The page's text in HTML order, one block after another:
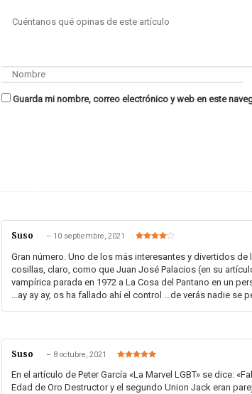
Guarda mi nombre, correo electrónico y web en este
Suso – 10 septiembre, 2021
en4de 5
Gran número. Uno de los más interesantes y divertidos
cosillas, claro, como que Juan José Palacios (en su
vampírica parada en 1972 a La Cosa del Pantano en un
…ay ay ay, os ha fallado ahí el control …de verás nadie se
Suso – 8 octubre, 2021
de 5
En el artículo de Peter García «La Marvel LGBT» se dice:
Edad de Oro Destructor y el segundo Union Jack eran